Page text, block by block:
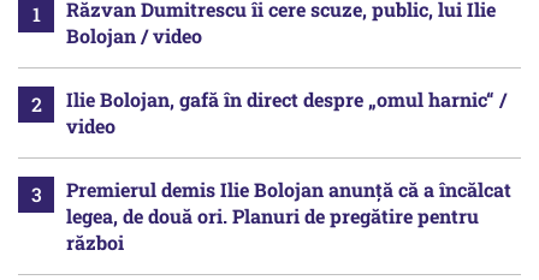
Răzvan Dumitrescu îi cere scuze, public, lui Ilie
Bolojan / video
Ilie Bolojan, gafă în direct despre „omul harnic“ /
video
Premierul demis Ilie Bolojan anunță că a încălcat
legea, de două ori. Planuri de pregătire pentru
război